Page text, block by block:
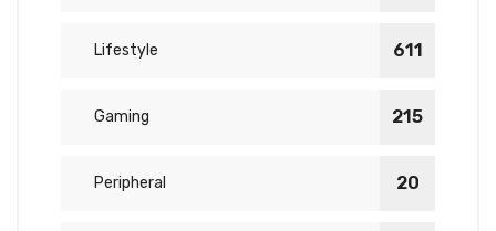
Lifestyle 611
Gaming 215
Peripheral 20